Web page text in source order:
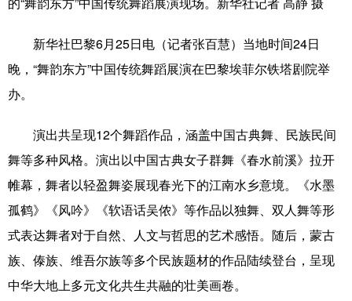
文化产业
北京 天津 河北 山西
辽宁 吉林 上海 江苏
山东 河南 湖北 湖南
广东 广西 海南
的“舞韵东方”中国传统舞蹈展演现场。新华社记者 高静 摄
新华社巴黎6月25日电（记者张百慧）当地时间24日
晚，“舞韵东方”中国传统舞蹈展演在巴黎埃菲尔铁塔剧院举
办。
演出共呈现12个舞蹈作品，涵盖中国古典舞、民族民间
舞等多种风格。演出以中国古典女子群舞《春水前溪》拉开
帷幕，舞者以轻盈舞姿展现春光下的江南水乡意境。《水墨
孤鹤》《风吟》《软语话吴侬》等作品以独舞、双人舞等形
式表达舞者对于自然、人文与哲思的艺术感悟。随后，蒙古
族、傣族、维吾尔族等多个民族题材的作品陆续登台，呈现
中华大地上多元文化共生共融的壮美画卷。